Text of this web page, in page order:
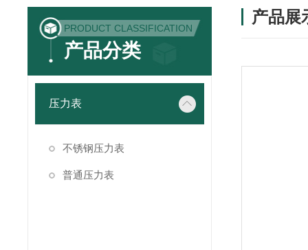
PRODUCT CLASSIFICATION
产品分类
压力表
不锈钢压力表
普通压力表
产品展